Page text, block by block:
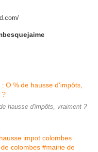
hausse d'impôts, vraiment ?
impot colombes
colombes #mairie de